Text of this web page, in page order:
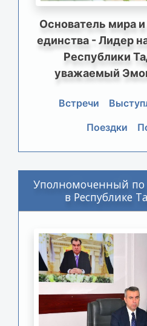
Основатель мира
единства - Лидер
Республики
уважаемый
Встречи
Поездки
Уполномоченный по
в Республике